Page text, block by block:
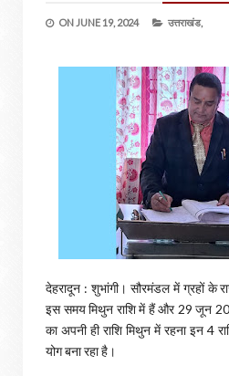
ON JUNE 19, 2024 उत्तराखंड,
देहरादून : शुभांगी। सौरमंडल में ग्रहों के
इस समय मिथुन राशि में हैं और 29 जून
का अपनी ही राशि मिथुन में रहना इन 4
योग बना रहा है।